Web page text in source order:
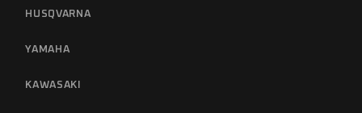
HUSQVARNA
YAMAHA
KAWASAKI